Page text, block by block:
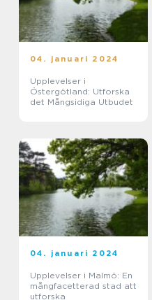
04. januari 2024
Upplevelser i
Östergötland: Utforska
det Mångsidiga Utbudet
04. januari 2024
Upplevelser i Malmö: En
mångfacetterad stad att
utforska